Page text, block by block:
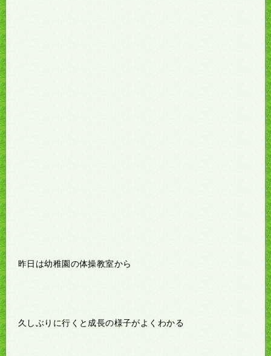
昨日は幼稚園の体操教室から
久しぶりに行くと成長の様子がよくわかる